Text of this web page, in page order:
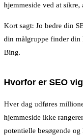
hjemmeside ved at sikre,
Kort sagt: Jo bedre din
din målgruppe finder din
Bing.
Hvorfor er SEO
Hver dag udføres
hjemmeside ikke
potentielle besøgende